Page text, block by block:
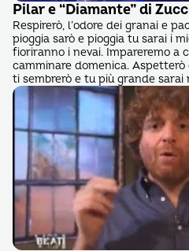
Pilar e “Diamante” di
Respirerò, l’odore dei granai e
pioggia sarò e pioggia tu sarai i
fioriranno i nevai. Impareremo a
camminare domenica.
ti sembrerò e tu più grande sarai